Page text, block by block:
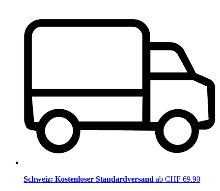
Schweiz: Kostenloser Standardversand ab CHF 69.90